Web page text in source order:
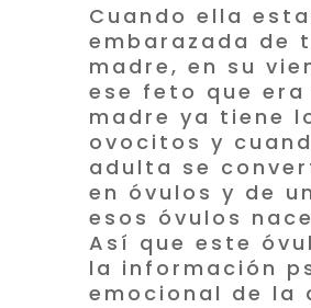
Cuando ella
embarazada de
madre, en su
ese feto que era
madre ya tiene
ovocitos y
adulta se
en óvulos y de
esos óvulos
Así que este
la información
emocional de la